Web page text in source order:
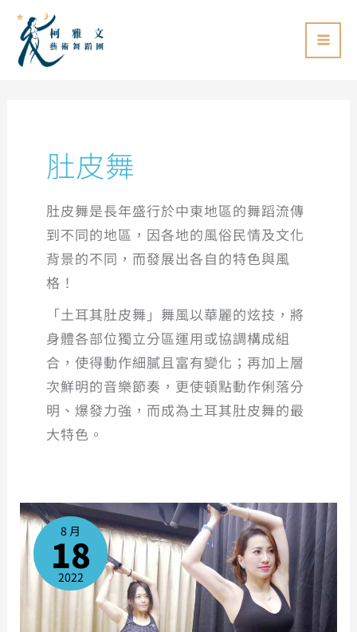
肚皮舞
肚皮舞是長年盛行於中東地區的舞蹈流傳
到不同的地區，因各地的風俗民情及文化
背景的不同，而發展出各自的特色與風
格！
「土耳其肚皮舞」舞風以華麗的炫技，將
身體各部位獨立分區運用或協調構成組
合，使得動作細膩且富有變化；再加上層
次鮮明的音樂節奏，更使頓點動作俐落分
明、爆發力強，而成為土耳其肚皮舞的最
大特色。
8 月
18
2022
伸
展
拉